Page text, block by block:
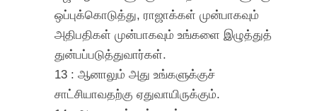
ஒப்புக்கொடுத்து, ராஜாக்கள் முன்பாகவும்
அதிபதிகள் முன்பாகவும் உங்களை இழுத்துத்
துன்பப்படுத்துவார்கள்.
13 : ஆனாலும் அது உங்களுக்குச்
சாட்சியாவதற்கு ஏதுவாயிருக்கும்.